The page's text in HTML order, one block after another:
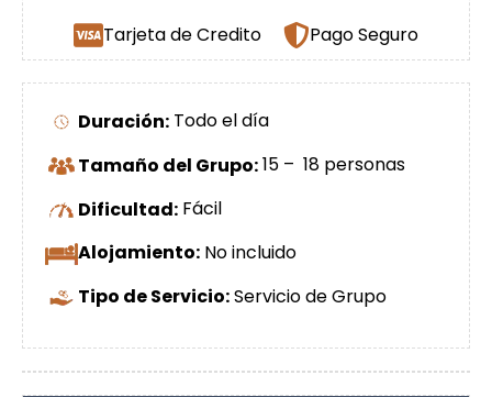
Tarjeta de Credito Pago Seguro
Duración: Todo el día
Tamaño del Grupo:15 – 18 personas
Dificultad: Fácil
Alojamiento: No incluido
Tipo de Servicio:Servicio de Grupo